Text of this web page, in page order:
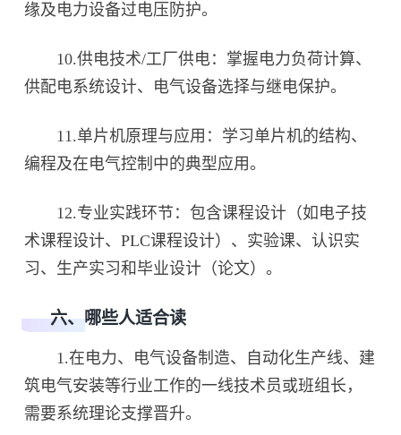
缘及电力设备过电压防护。
10.供电技术/工厂供电：掌握电力负荷计算、
供配电系统设计、电气设备选择与继电保护。
11.单片机原理与应用：学习单片机的结构、
编程及在电气控制中的典型应用。
12.专业实践环节：包含课程设计（如电子技
术课程设计、PLC课程设计）、实验课、认识实
习、生产实习和毕业设计（论文）。
六、哪些人适合读
1.在电力、电气设备制造、自动化生产线、建
筑电气安装等行业工作的一线技术员或班组长，
需要系统理论支撑晋升。